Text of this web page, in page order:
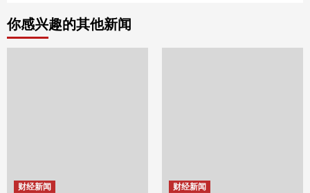
你感兴趣的其他新闻
财经新闻 财经新闻